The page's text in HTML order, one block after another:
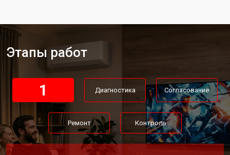
Прошивка телевизора Toshiba
Замена трансформаторов
Этапы работ
1 Диагностика Согласование
Ремонт Контроль